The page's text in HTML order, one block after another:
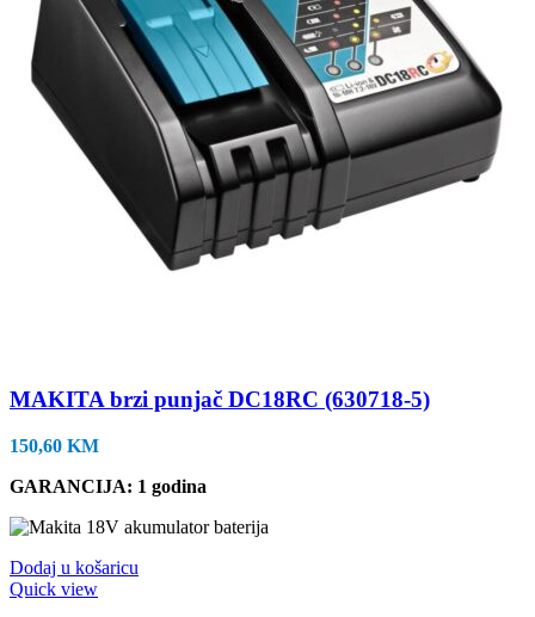
MAKITA brzi punjač DC18RC (630718-5)
150,60 KM
GARANCIJA: 1 godina
Dodaj u košaricu
Quick view